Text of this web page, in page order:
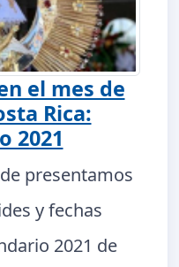
el mes de
Rica:
2021
presentamos
y fechas
2021 de